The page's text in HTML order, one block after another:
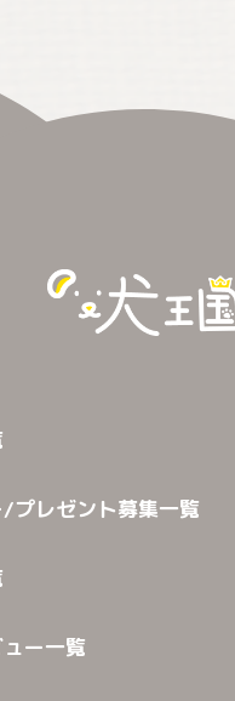
プレゼント募集一覧
ー一覧